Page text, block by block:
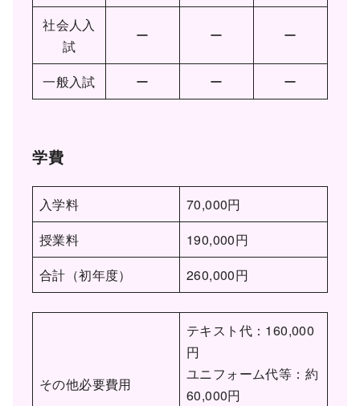
社会人入
試
ー ー ー
一般入試 ー ー ー
学費
入学料
70,000円
授業料
190,000円
合計（初年度）
260,000円
その他必要費用
テキスト代：160,000
円
ユニフォーム代等：約
60,000円